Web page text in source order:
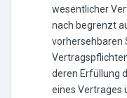
wesentlicher
nach begrenzt
vorhersehbaren
deren Erfüllung
eines Vertrages